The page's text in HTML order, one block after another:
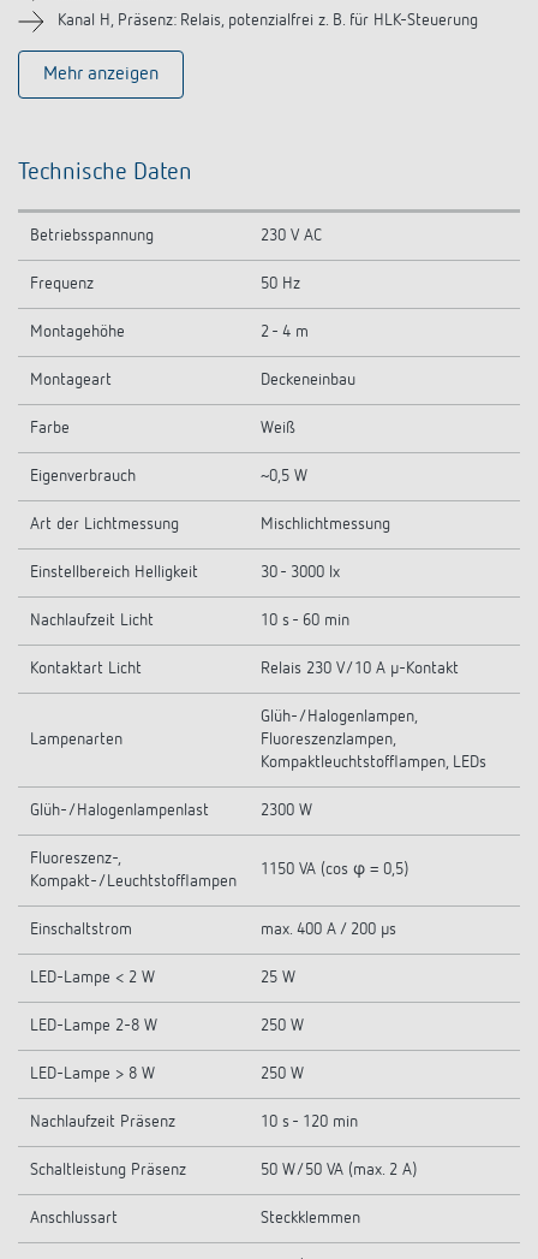
Kanal H, Präsenz: Relais, potenzialfrei z. B. für HLK-Steuerung
Mehr anzeigen
Technische Daten
Betriebsspannung 230 V AC
Frequenz 50 Hz
Montagehöhe 2 - 4 m
Montageart Deckeneinbau
Farbe Weiß
Eigenverbrauch ~0,5 W
Art der Lichtmessung Mischlichtmessung
Einstellbereich Helligkeit 30 - 3000 lx
Nachlaufzeit Licht 10 s - 60 min
Kontaktart Licht Relais 230 V/10 A µ-Kontakt
Lampenarten
Glüh-/Halogenlampen,
Fluoreszenzlampen,
Kompaktleuchtstofflampen, LEDs
Glüh-/Halogenlampenlast 2300 W
Fluoreszenz-,
Kompakt-/Leuchtstofflampen
1150 VA (cos φ = 0,5)
Einschaltstrom max. 400 A / 200 µs
LED-Lampe < 2 W 25 W
LED-Lampe 2-8 W 250 W
LED-Lampe > 8 W 250 W
Nachlaufzeit Präsenz 10 s - 120 min
Schaltleistung Präsenz 50 W/50 VA (max. 2 A)
Anschlussart Steckklemmen